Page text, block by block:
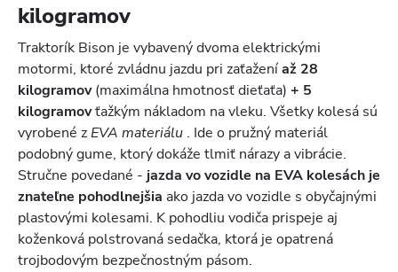
kilogramov
Traktorík Bison je vybavený dvoma elektrickými
motormi, ktoré zvládnu jazdu pri zaťaženíaž 28
kilogramov(maximálna hmotnosť dieťaťa) + 5
kilogramovťažkým nákladom na vleku. Všetky kolesá sú
vyrobené zEVA materiálu . Ide o pružný materiál
podobný gume, ktorý dokáže tlmiť nárazy a vibrácie.
Stručne povedané - jazda vo vozidle na EVA kolesách je
znateľne pohodlnejšia ako jazda vo vozidle s obyčajnými
plastovými kolesami. K pohodliu vodiča prispeje aj
koženková polstrovaná sedačka, ktorá je opatrená
trojbodovým bezpečnostným pásom.